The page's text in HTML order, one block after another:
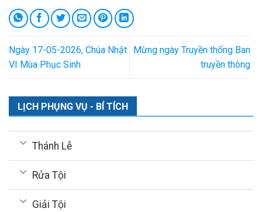
Ngày 17-05-2026, Chúa Nhật
VI Mùa Phục Sinh
Mừng ngày Truyền thống Ban
truyền thông
LỊCH PHỤNG VỤ - BÍ TÍCH
Thánh Lễ
Rửa Tội
Giải Tội